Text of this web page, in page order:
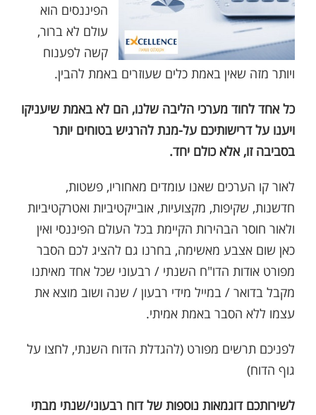
הפיננסים הוא
עולם לא ברור,
קשה לפענוח
ויותר מזה שאין באמת כלים שעוזרים באמת להבין.
כל אחד לחוד מערכי הליבה שלנו, הם לא באמת שיעניקו
ויענו על דרישותיכם על-מנת להרגיש בטוחים יותר
בסביבה זו, אלא כולם יחד.
לאור קו הערכים שאנו עומדים מאחוריו, פשטות,
חדשנות, שקיפות, מקצועיות, אובייקטיביות ואטרקטיביות
ולאור חוסר הבהירות הקיימת בכל העולם הפיננסי ואין
כאן שום אצבע מאשימה, בחרנו גם להציג לכם הסבר
מפורט אודות הדו"ח השנתי / רבעוני שכל אחד מאיתנו
מקבל בדואר / במייל מידי רבעון / שנה ושוב מוצא את
עצמו ללא הסבר באמת אמיתי.
לפניכם תרשים מפורט (להגדלת הדוח השנתי, לחצו על
גוף הדוח)
לשירותכם דוגמאות נוספות של דוח רבעוני/שנתי מבתי